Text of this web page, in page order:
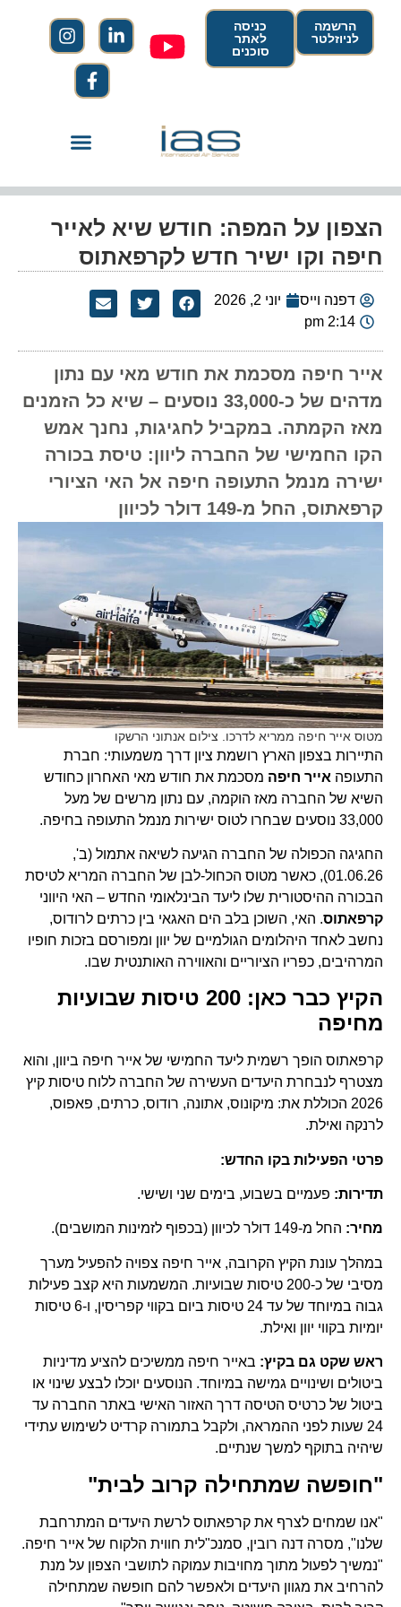
הרשמה
לניוזלטר
כניסה
לאתר
סוכנים
הצפון על המפה: חודש שיא לאייר
חיפה וקו ישיר חדש לקרפאתוס
דפנה וייס
יוני 2, 2026
2:14 pm
אייר חיפה מסכמת את חודש מאי עם נתון
מדהים של כ-33,000 נוסעים – שיא כל הזמנים
מאז הקמתה. במקביל לחגיגות, נחנך אמש
הקו החמישי של החברה ליוון: טיסת בכורה
ישירה מנמל התעופה חיפה אל האי הציורי
קרפאתוס, החל מ-149 דולר לכיוון
מטוס אייר חיפה ממריא לדרכו. צילום אנתוני הרשקו
התיירות בצפון הארץ רושמת ציון דרך משמעותי: חברת
התעופה אייר חיפה מסכמת את חודש מאי האחרון כחודש
השיא של החברה מאז הוקמה, עם נתון מרשים של מעל
33,000 נוסעים שבחרו לטוס ישירות מנמל התעופה בחיפה.
החגיגה הכפולה של החברה הגיעה לשיאה אתמול (ב',
01.06.26), כאשר מטוס הכחול-לבן של החברה המריא לטיסת
הבכורה ההיסטורית שלו ליעד הבינלאומי החדש – האי היווני
קרפאתוס. האי, השוכן בלב הים האגאי בין כרתים לרודוס,
נחשב לאחד היהלומים הגולמיים של יוון ומפורסם בזכות חופיו
המרהיבים, כפריו הציוריים והאווירה האותנטית שבו.
הקיץ כבר כאן: 200 טיסות שבועיות
מחיפה
קרפאתוס הופך רשמית ליעד החמישי של אייר חיפה ביוון, והוא
מצטרף לנבחרת היעדים העשירה של החברה ללוח טיסות קיץ
2026 הכוללת את: מיקונוס, אתונה, רודוס, כרתים, פאפוס,
לרנקה ואילת.
פרטי הפעילות בקו החדש:
תדירות: פעמיים בשבוע, בימים שני ושישי.
מחיר: החל מ-149 דולר לכיוון (בכפוף לזמינות המושבים).
במהלך עונת הקיץ הקרובה, אייר חיפה צפויה להפעיל מערך
מסיבי של כ-200 טיסות שבועיות. המשמעות היא קצב פעילות
גבוה במיוחד של עד 24 טיסות ביום בקווי קפריסין, ו-6 טיסות
יומיות בקווי יוון ואילת.
ראש שקט גם בקיץ: באייר חיפה ממשיכים להציע מדיניות
ביטולים ושינויים גמישה במיוחד. הנוסעים יוכלו לבצע שינוי או
ביטול של כרטיס הטיסה דרך האזור האישי באתר החברה עד
24 שעות לפני ההמראה, ולקבל בתמורה קרדיט לשימוש עתידי
שיהיה בתוקף למשך שנתיים.
"חופשה שמתחילה קרוב לבית"
"אנו שמחים לצרף את קרפאתוס לרשת היעדים המתרחבת
שלנו", מסרה דנה רובין, סמנכ"לית חווית הלקוח של אייר חיפה.
"נמשיך לפעול מתוך מחויבות עמוקה לתושבי הצפון על מנת
להרחיב את מגוון היעדים ולאפשר להם חופשה שמתחילה